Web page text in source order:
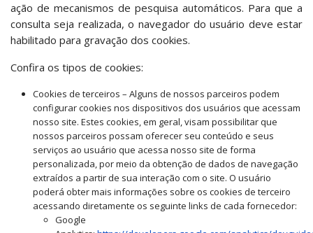
ação de mecanismos de pesquisa automáticos. Para que a
consulta seja realizada, o navegador do usuário deve estar
habilitado para gravação dos cookies.
Confira os tipos de cookies:
Cookies de terceiros – Alguns de nossos parceiros podem
configurar cookies nos dispositivos dos usuários que acessam
nosso site. Estes cookies, em geral, visam possibilitar que
nossos parceiros possam oferecer seu conteúdo e seus
serviços ao usuário que acessa nosso site de forma
personalizada, por meio da obtenção de dados de navegação
extraídos a partir de sua interação com o site. O usuário
poderá obter mais informações sobre os cookies de terceiro
acessando diretamente os seguinte links de cada fornecedor:
Google